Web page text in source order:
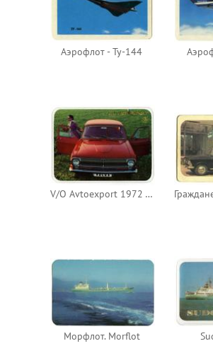
Аэрофлот - Ту-144
V/O Avtoexport 1972 - Volga
Морфлот. Morflot